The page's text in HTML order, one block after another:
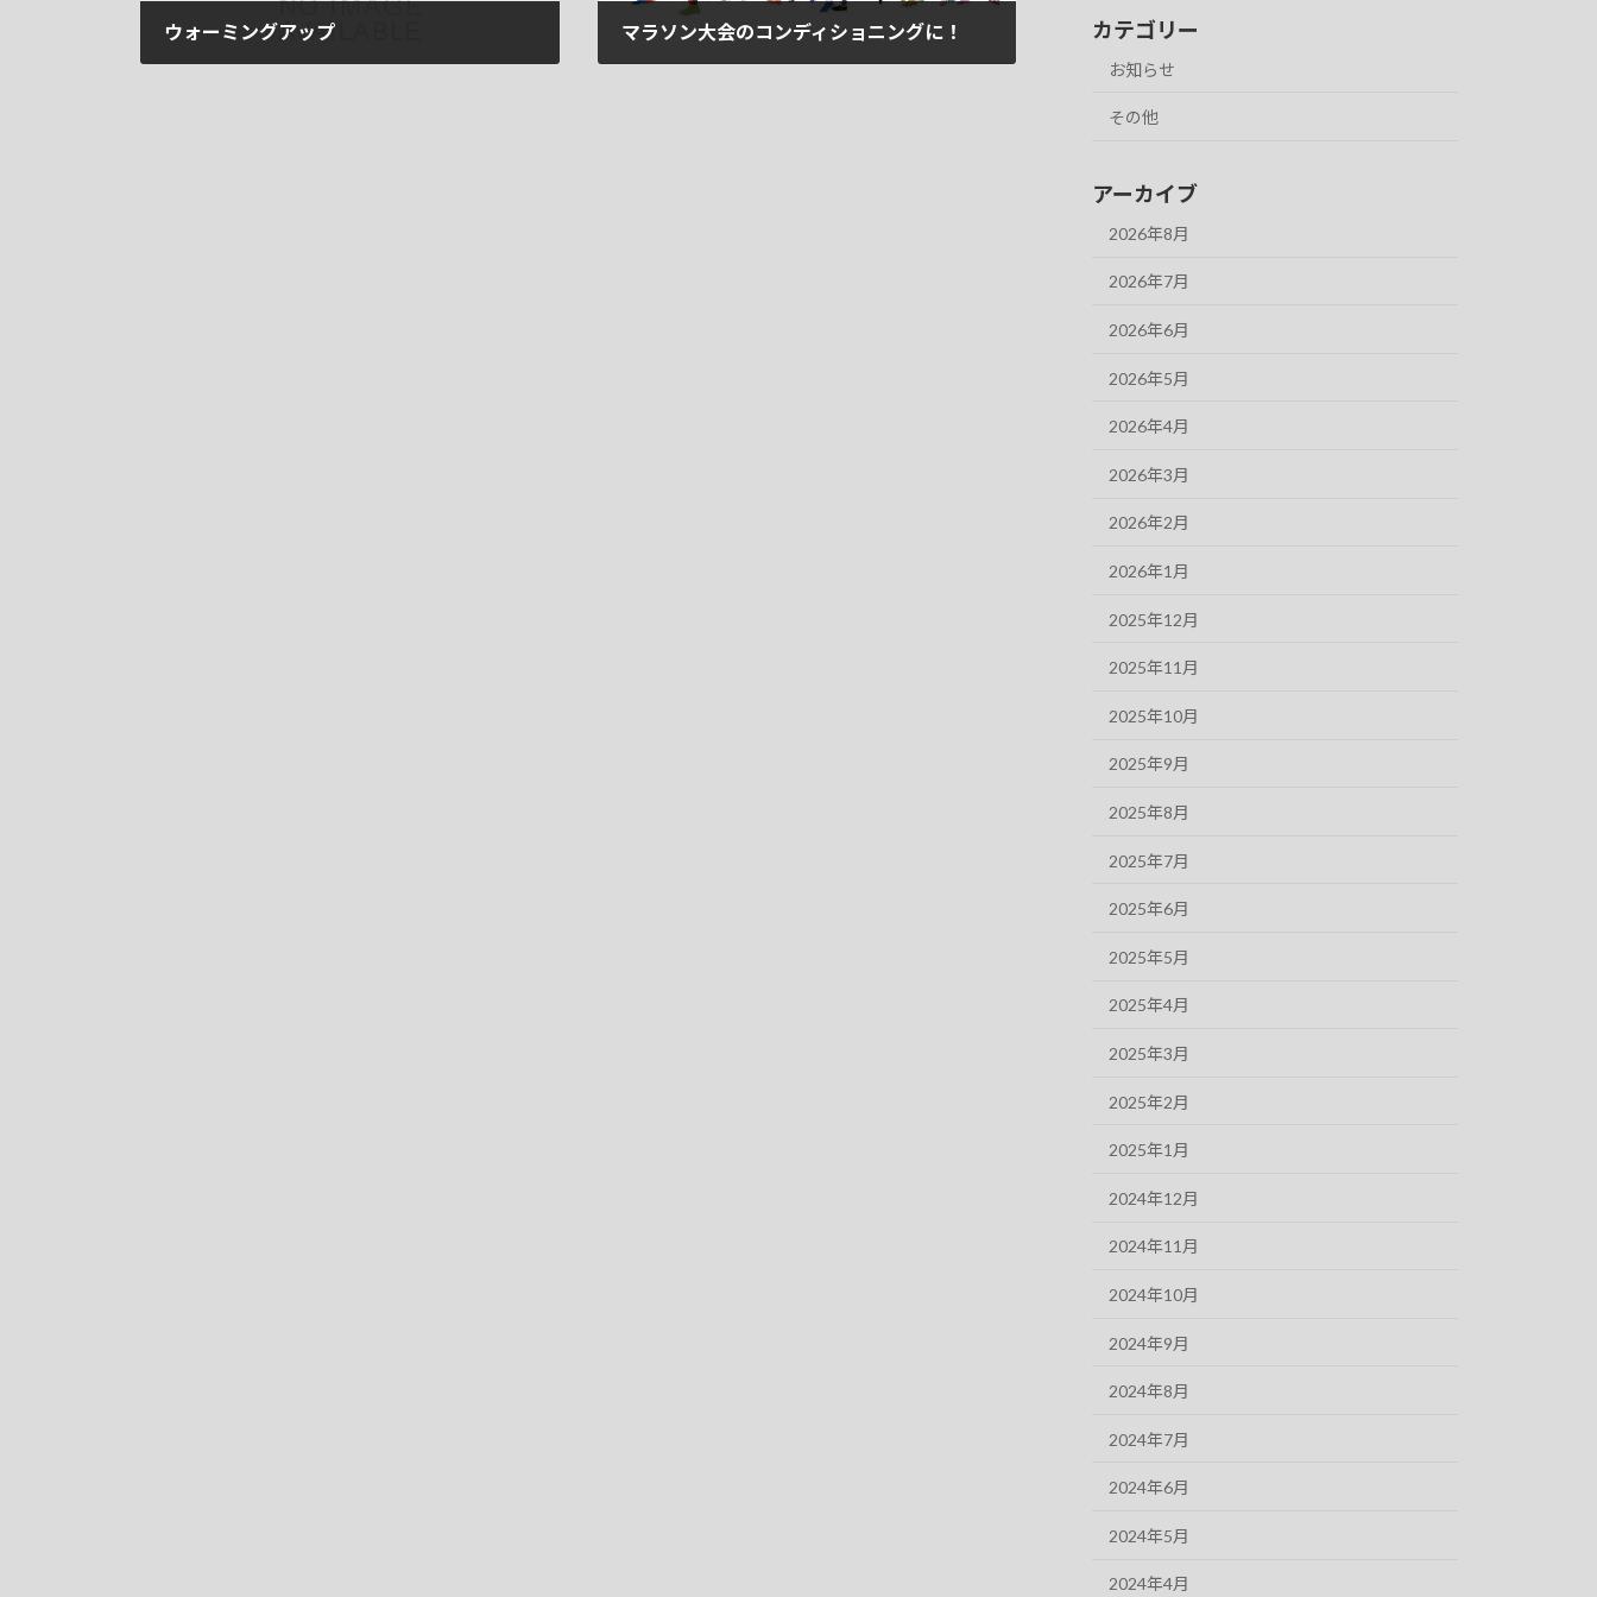
ウォーミングアップ マラソン大会のコンディショニングに！ カテゴリー
お知らせ
その他
アーカイブ
2026年8月
2026年7月
2026年6月
2026年5月
2026年4月
2026年3月
2026年2月
2026年1月
2025年12月
2025年11月
2025年10月
2025年9月
2025年8月
2025年7月
2025年6月
2025年5月
2025年4月
2025年3月
2025年2月
2025年1月
2024年12月
2024年11月
2024年10月
2024年9月
2024年8月
2024年7月
2024年6月
2024年5月
2024年4月